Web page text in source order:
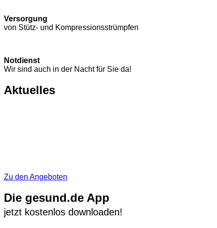
Versorgung
von Stütz- und Kompressions­strümpfen
Notdienst
Wir sind auch in der Nacht für Sie da!
Aktuelles
Zu den Angeboten
Die gesund.de App
jetzt kostenlos downloaden!